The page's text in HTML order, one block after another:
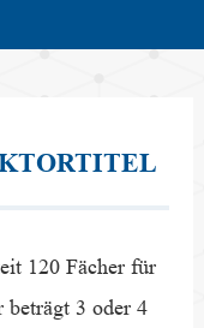
120 Fächer für
beträgt 3 oder 4